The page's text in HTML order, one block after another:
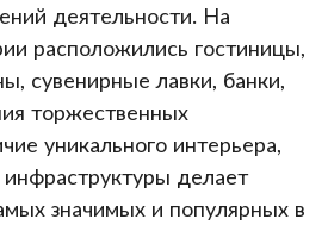
деятельности. На
расположились гостиницы,
сувенирные лавки, банки,
торжественных
уникального интерьера,
делает
значимых и популярных в